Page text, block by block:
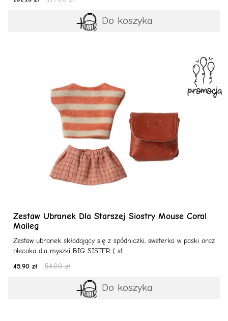
Do koszyka
Zestaw Ubranek Dla Starszej Siostry Mouse Coral
Maileg
Zestaw ubranek składający się z spódniczki, sweterka w paski oraz
plecaka dla myszki BIG SISTER ( st..
45.90 zł
54.00 zł
Do koszyka